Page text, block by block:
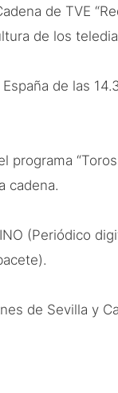
de TVE
de los
de las
cadena.
(Periódico
de Sevilla y